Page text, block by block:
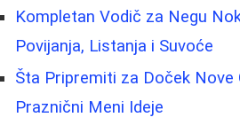
Kompletan Vodič za Negu
Povijanja, Listanja i Suvoće
Šta Pripremiti za Doček Nove
Praznični Meni Ideje